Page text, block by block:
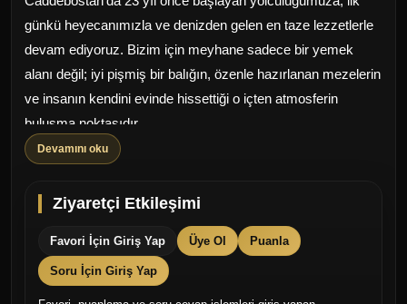
günkü heyecanımızla ve denizden gelen en taze lezzetlerle
devam ediyoruz. Bizim için meyhane sadece bir yemek
alanı değil; iyi pişmiş bir balığın, özenle hazırlanan mezelerin
ve insanın kendini evinde hissettiği o içten atmosferin
buluşma noktasıdır.
seçtiğimiz balıklar, mutfağımızda ustalarımızın emeğiyle
tam kıvamında pişerek tabağınıza gelir.
Devamını oku
Ziyaretçi Etkileşimi
Favori İçin Giriş Yap Üye Ol Puanla
Soru İçin Giriş Yap